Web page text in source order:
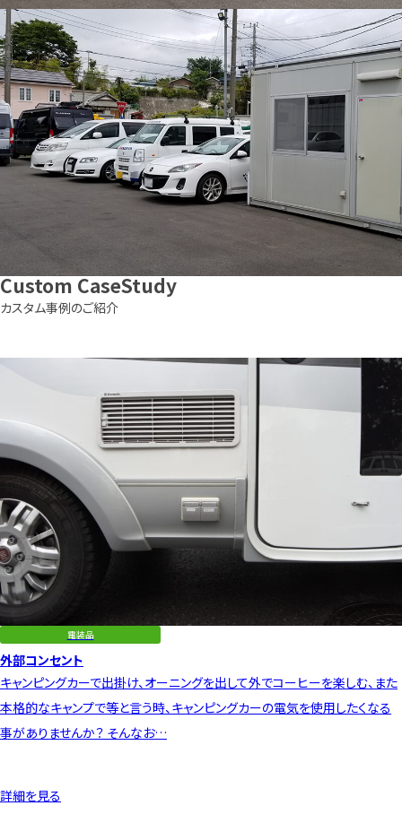
CustomCaseStudy
カスタム事例のご紹介
電装品
外部コンセント
キャンピングカーで出掛け、オーニングを出して外でコーヒーを楽しむ、また
本格的なキャンプで等と言う時、キャンピングカーの電気を使用したくなる
事がありませんか？ そんなお…
詳細を見る